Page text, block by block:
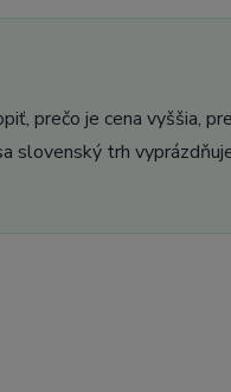
prečo je cena vyššia,
slovenský trh